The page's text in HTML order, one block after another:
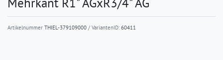
Artikelnummer THIEL-379109000 / VariantenID: 60411